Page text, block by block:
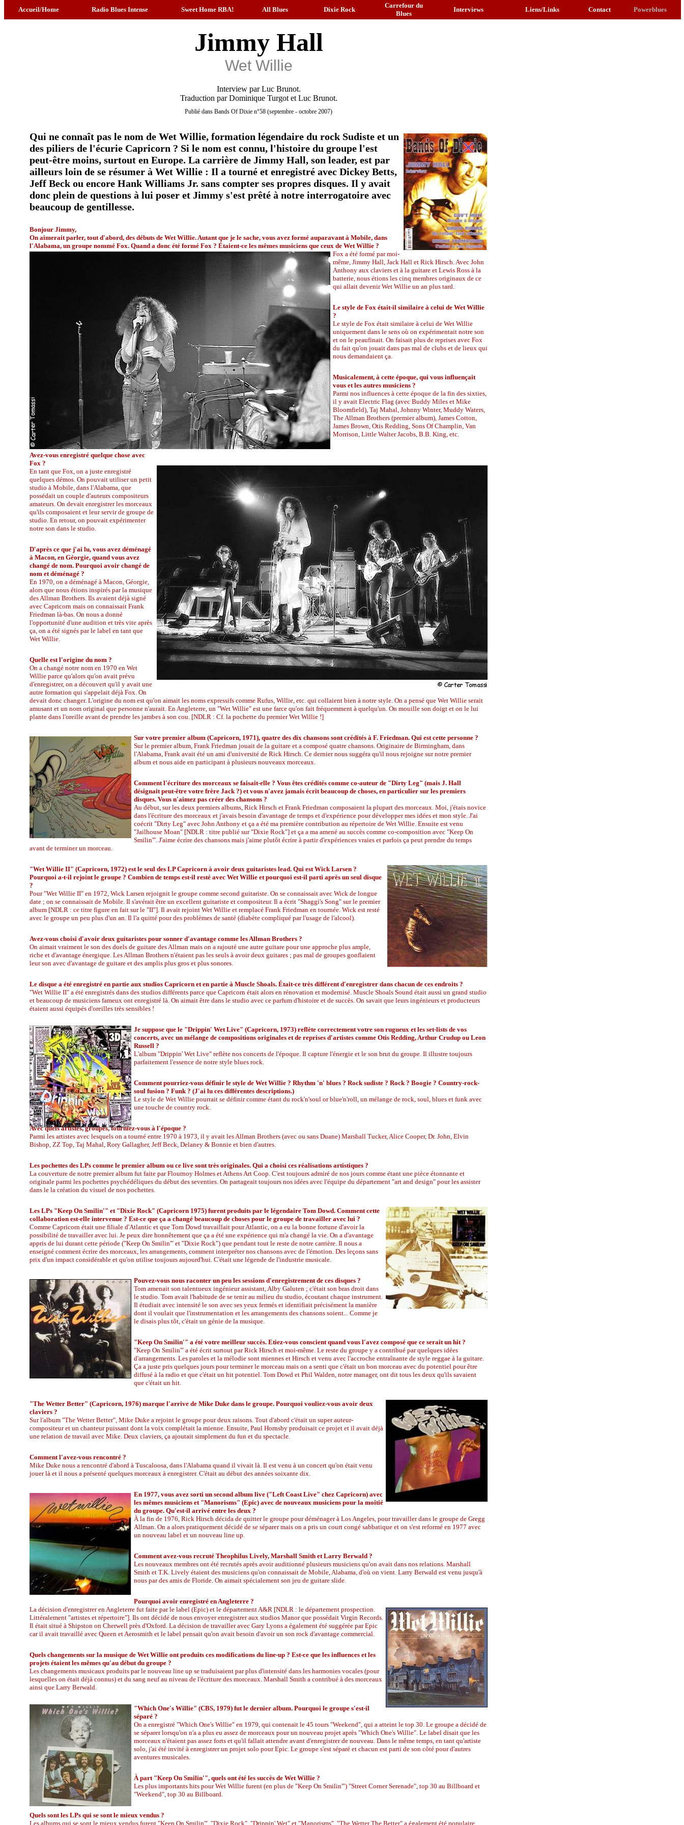
Accueil/Home Radio Blues Intense Sweet Home RBA! All Blues Dixie Rock
Carrefour du
Blues
Interviews Liens/Links Contact Powerblues
Jimmy Hall
Wet Willie
Interview par Luc Brunot.
Traduction par Dominique Turgot et Luc Brunot.
Publié dans Bands Of Dixie n°58 (septembre - octobre 2007)
Qui ne connaît pas le nom de Wet Willie, formation légendaire du rock Sudiste et un
des piliers de l'écurie Capricorn ? Si le nom est connu, l'histoire du groupe l'est
peut-être moins, surtout en Europe. La carrière de Jimmy Hall, son leader, est par
ailleurs loin de se résumer à Wet Willie : Il a tourné et enregistré avec Dickey Betts,
Jeff Beck ou encore Hank Williams Jr. sans compter ses propres disques. Il y avait
donc plein de questions à lui poser et Jimmy s'est prêté à notre interrogatoire avec
beaucoup de gentillesse.
Bonjour Jimmy,
On aimerait parler, tout d'abord, des débuts de Wet Willie. Autant que je le sache, vous avez formé auparavant à Mobile, dans
l'Alabama, un groupe nommé Fox. Quand a donc été formé Fox ? Étaient-ce les mêmes musiciens que ceux de Wet Willie ?
Fox a été formé par moi-
même, Jimmy Hall, Jack Hall et Rick Hirsch. Avec John
Anthony aux claviers et à la guitare et Lewis Ross à la
batterie, nous étions les cinq membres originaux de ce
qui allait devenir Wet Willie un an plus tard.
Le style de Fox était-il similaire à celui de Wet Willie
?
Le style de Fox était similaire à celui de Wet Willie
uniquement dans le sens où on expérimentait notre son
et on le peaufinait. On faisait plus de reprises avec Fox
du fait qu'on jouait dans pas mal de clubs et de lieux qui
nous demandaient ça.
Musicalement, à cette époque, qui vous influençait
vous et les autres musiciens ?
Parmi nos influences à cette époque de la fin des sixties,
il y avait Electric Flag (avec Buddy Miles et Mike
Bloomfield), Taj Mahal, Johnny Winter, Muddy Waters,
The Allman Brothers (premier album), James Cotton,
James Brown, Otis Redding, Sons Of Champlin, Van
Morrison, Little Walter Jacobs, B.B. King, etc.
Avez-vous enregistré quelque chose avec
Fox ?
En tant que Fox, on a juste enregistré
quelques démos. On pouvait utiliser un petit
studio à Mobile, dans l'Alabama, que
possédait un couple d'auteurs compositeurs
amateurs. On devait enregistrer les morceaux
qu'ils composaient et leur servir de groupe de
studio. En retour, on pouvait expérimenter
notre son dans le studio.
D'après ce que j'ai lu, vous avez déménagé
à Macon, en Géorgie, quand vous avez
changé de nom. Pourquoi avoir changé de
nom et déménagé ?
En 1970, on a déménagé à Macon, Géorgie,
alors que nous étions inspirés par la musique
des Allman Brothers. Ils avaient déjà signé
avec Capricorn mais on connaissait Frank
Friedman là-bas. On nous a donné
l'opportunité d'une audition et très vite après
ça, on a été signés par le label en tant que
Wet Willie.
Quelle est l'origine du nom ?
On a changé notre nom en 1970 en Wet
Willie parce qu'alors qu'on avait prévu
d'enregistrer, on a découvert qu'il y avait une
autre formation qui s'appelait déjà Fox. On
devait donc changer. L'origine du nom est qu'on aimait les noms expressifs comme Rufus, Willie, etc. qui collaient bien à notre style. On a pensé que Wet Willie serait
amusant et un nom original que personne n'aurait. En Angleterre, un "Wet Willie" est une farce qu'on fait fréquemment à quelqu'un. On mouille son doigt et on le lui
plante dans l'oreille avant de prendre les jambes à son cou. [NDLR : Cf. la pochette du premier Wet Willie !]
Sur votre premier album (Capricorn, 1971), quatre des dix chansons sont crédités à F. Friedman. Qui est cette personne ?
Sur le premier album, Frank Friedman jouait de la guitare et a composé quatre chansons. Originaire de Birmingham, dans
l'Alabama, Frank avait été un ami d'université de Rick Hirsch. Ce dernier nous suggéra qu'il nous rejoigne sur notre premier
album et nous aide en participant à plusieurs nouveaux morceaux.
Comment l'écriture des morceaux se faisait-elle ? Vous êtes crédités comme co-auteur de "Dirty Leg" (mais J. Hall
désignait peut-être votre frère Jack ?) et vous n'avez jamais écrit beaucoup de choses, en particulier sur les premiers
disques. Vous n'aimez pas créer des chansons ?
Au début, sur les deux premiers albums, Rick Hirsch et Frank Friedman composaient la plupart des morceaux. Moi, j'étais novice
dans l'écriture des morceaux et j'avais besoin d'avantage de temps et d'expérience pour développer mes idées et mon style. J'ai
coécrit "Dirty Leg" avec John Anthony et ça a été ma première contribution au répertoire de Wet Willie. Ensuite est venu
"Jailhouse Moan" [NDLR : titre publié sur "Dixie Rock"] et ça a ma amené au succès comme co-composition avec "Keep On
Smilin'". J'aime écrire des chansons mais j'aime plutôt écrire à partir d'expériences vraies et parfois ça peut prendre du temps
avant de terminer un morceau.
"Wet Willie II" (Capricorn, 1972) est le seul des LP Capricorn à avoir deux guitaristes lead. Qui est Wick Larsen ?
Pourquoi a-t-il rejoint le groupe ? Combien de temps est-il resté avec Wet Willie et pourquoi est-il parti après un seul disque
?
Pour "Wet Willie II" en 1972, Wick Larsen rejoignit le groupe comme second guitariste. On se connaissait avec Wick de longue
date ; on se connaissait de Mobile. Il s'avérait être un excellent guitariste et compositeur. Il a écrit "Shaggi's Song" sur le premier
album [NDLR : ce titre figure en fait sur le "II"]. Il avait rejoint Wet Willie et remplacé Frank Friedman en tournée. Wick est resté
avec le groupe un peu plus d'un an. Il l'a quitté pour des problèmes de santé (diabète compliqué par l'usage de l'alcool).
Avez-vous choisi d'avoir deux guitaristes pour sonner d'avantage comme les Allman Brothers ?
On aimait vraiment le son des duels de guitare des Allman mais on a rajouté une autre guitare pour une approche plus ample,
riche et d'avantage énergique. Les Allman Brothers n'étaient pas les seuls à avoir deux guitares ; pas mal de groupes gonflaient
leur son avec d'avantage de guitare et des amplis plus gros et plus sonores.
Le disque a été enregistré en partie aux studios Capricorn et en partie à Muscle Shoals. Était-ce très différent d'enregistrer dans chacun de ces endroits ?
"Wet Willie II" a été enregistrés dans des studios différents parce que Capricorn était alors en rénovation et modernisé. Muscle Shoals Sound était aussi un grand studio
et beaucoup de musiciens fameux ont enregistré là. On aimait être dans le studio avec ce parfum d'histoire et de succès. On savait que leurs ingénieurs et producteurs
étaient aussi équipés d'oreilles très sensibles !
Je suppose que le "Drippin' Wet Live" (Capricorn, 1973) reflète correctement votre son rugueux et les set-lists de vos
concerts, avec un mélange de compositions originales et de reprises d'artistes comme Otis Redding, Arthur Crudup ou Leon
Russell ?
L'album "Drippin' Wet Live" reflète nos concerts de l'époque. Il capture l'énergie et le son brut du groupe. Il illustre toujours
parfaitement l'essence de notre style blues rock.
Comment pourriez-vous définir le style de Wet Willie ? Rhythm 'n' blues ? Rock sudiste ? Rock ? Boogie ? Country-rock-
soul fusion ? Funk ? (J'ai lu ces différentes descriptions.)
Le style de Wet Willie pourrait se définir comme étant du rock'n'soul or blue'n'roll, un mélange de rock, soul, blues et funk avec
une touche de country rock.
Avec quels artistes, groupes, tourniez-vous à l'époque ?
Parmi les artistes avec lesquels on a tourné entre 1970 à 1973, il y avait les Allman Brothers (avec ou sans Duane) Marshall Tucker, Alice Cooper, Dr. John, Elvin
Bishop, ZZ Top, Taj Mahal, Rory Gallagher, Jeff Beck, Delaney & Bonnie et bien d'autres.
Les pochettes des LPs comme le premier album ou ce live sont très originales. Qui a choisi ces réalisations artistiques ?
La couverture de notre premier album fut faite par Flournoy Holmes et Athens Art Coop. C'est toujours admiré de nos jours comme étant une pièce étonnante et
originale parmi les pochettes psychédéliques du début des seventies. On partageait toujours nos idées avec l'équipe du département "art and design" pour les assister
dans le la création du visuel de nos pochettes.
Les LPs "Keep On Smilin'" et "Dixie Rock" (Capricorn 1975) furent produits par le légendaire Tom Dowd. Comment cette
collaboration est-elle intervenue ? Est-ce que ça a changé beaucoup de choses pour le groupe de travailler avec lui ?
Comme Capricorn était une filiale d'Atlantic et que Tom Dowd travaillait pour Atlantic, on a eu la bonne fortune d'avoir la
possibilité de travailler avec lui. Je peux dire honnêtement que ça a été une expérience qui m'a changé la vie. On a d'avantage
appris de lui durant cette période ("Keep On Smilin'" et "Dixie Rock") que pendant tout le reste de notre carrière. Il nous a
enseigné comment écrire des morceaux, les arrangements, comment interpréter nos chansons avec de l'émotion. Des leçons sans
prix d'un impact considérable et qu'on utilise toujours aujourd'hui. C'était une légende de l'industrie musicale.
Pouvez-vous nous raconter un peu les sessions d'enregistrement de ces disques ?
Tom amenait son talentueux ingénieur assistant, Alby Galuten ; c'était son bras droit dans
le studio. Tom avait l'habitude de se tenir au milieu du studio, écoutant chaque instrument.
Il étudiait avec intensité le son avec ses yeux fermés et identifiait précisément la manière
dont il voulait que l'instrumentation et les arrangements des chansons soient... Comme je
le disais plus tôt, c'était un génie de la musique.
"Keep On Smilin'" a été votre meilleur succès. Etiez-vous conscient quand vous l'avez composé que ce serait un hit ?
"Keep On Smilin'" a été écrit surtout par Rick Hirsch et moi-même. Le reste du groupe y a contribué par quelques idées
d'arrangements. Les paroles et la mélodie sont miennes et Hirsch et venu avec l'accroche entraînante de style reggae à la guitare.
Ça a juste pris quelques jours pour terminer le morceau mais on a senti que c'était un bon morceau avec du potentiel pour être
diffusé à la radio et que c'était un hit potentiel. Tom Dowd et Phil Walden, notre manager, ont dit tous les deux qu'ils savaient
que c'était un hit.
"The Wetter Better" (Capricorn, 1976) marque l'arrive de Mike Duke dans le groupe. Pourquoi vouliez-vous avoir deux
claviers ?
Sur l'album "The Wetter Better", Mike Duke a rejoint le groupe pour deux raisons. Tout d'abord c'était un super auteur-
compositeur et un chanteur puissant dont la voix complétait la mienne. Ensuite, Paul Hornsby produisait ce projet et il avait déjà
une relation de travail avec Mike. Deux claviers, ça ajoutait simplement du fun et du spectacle.
Comment l'avez-vous rencontré ?
Mike Duke nous a rencontré d'abord à Tuscaloosa, dans l'Alabama quand il vivait là. Il est venu à un concert qu'on était venu
jouer là et il nous a présenté quelques morceaux à enregistrer. C'était au début des années soixante dix.
En 1977, vous avez sorti un second album live ("Left Coast Live" chez Capricorn) avec
les mêmes musiciens et "Manorisms" (Epic) avec de nouveaux musiciens pour la moitié
du groupe. Qu'est-il arrivé entre les deux ?
À la fin de 1976, Rick Hirsch décida de quitter le groupe pour déménager à Los Angeles, pour travailler dans le groupe de Gregg
Allman. On a alors pratiquement décidé de se séparer mais on a pris un court congé sabbatique et on s'est reformé en 1977 avec
un nouveau label et un nouveau line up.
Comment avez-vous recruté Theophilus Lively, Marshall Smith et Larry Berwald ?
Les nouveaux membres ont été recrutés après avoir auditionné plusieurs musiciens qu'on avait dans nos relations. Marshall
Smith et T.K. Lively étaient des musiciens qu'on connaissait de Mobile, Alabama, d'où on vient. Larry Berwald est venu jusqu'à
nous par des amis de Floride. On aimait spécialement son jeu de guitare slide.
Pourquoi avoir enregistré en Angleterre ?
La décision d'enregistrer en Angleterre fut faite par le label (Epic) et le département A&R [NDLR : le département prospection.
Littéralement "artistes et répertoire"]. Ils ont décidé de nous envoyer enregistrer aux studios Manor que possédait Virgin Records.
Il était situé à Shipston on Cherwell près d'Oxford. La décision de travailler avec Gary Lyons a également été suggérée par Epic
car il avait travaillé avec Queen et Aerosmith et le label pensait qu'on avait besoin d'avoir un son rock d'avantage commercial.
Quels changements sur la musique de Wet Willie ont produits ces modifications du line-up ? Est-ce que les influences et les
projets étaient les mêmes qu'au début du groupe ?
Les changements musicaux produits par le nouveau line up se traduisaient par plus d'intensité dans les harmonies vocales (pour
lesquelles on était déjà connus) et du sang neuf au niveau de l'écriture des morceaux. Marshall Smith a contribué à des morceaux
ainsi que Larry Berwald.
"Which One's Willie" (CBS, 1979) fut le dernier album. Pourquoi le groupe s'est-il
séparé ?
On a enregistré "Which One's Willie" en 1979, qui contenait le 45 tours "Weekend", qui a atteint le top 30. Le groupe a décidé de
se séparer lorsqu'on n'a a plus eu assez de morceaux pour un nouveau projet après "Which One's Willie". Le label disait que les
morceaux n'étaient pas assez forts et qu'il fallait attendre avant d'enregistrer de nouveau. Dans le même temps, en tant qu'artiste
solo, j'ai été invité à enregistrer un projet solo pour Epic. Le groupe s'est séparé et chacun est parti de son côté pour d'autres
aventures musicales.
À part "Keep On Smilin'", quels ont été les succès de Wet Willie ?
Les plus importants hits pour Wet Willie furent (en plus de "Keep On Smilin'") "Street Corner Serenade", top 30 au Billboard et
"Weekend", top 30 au Billboard.
Quels sont les LPs qui se sont le mieux vendus ?
Les albums qui se sont le mieux vendus furent "Keep On Smilin'", "Dixie Rock", "Drippin' Wet" et "Manorisms". "The Wetter The Better" a également été populaire.